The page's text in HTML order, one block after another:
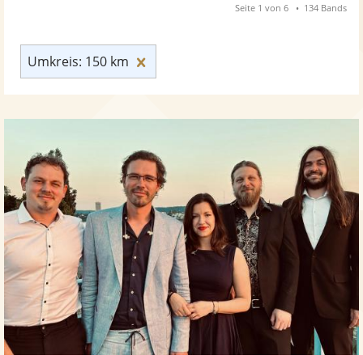
Umkreis: 150 km
Seite 1 von 6 134 Bands